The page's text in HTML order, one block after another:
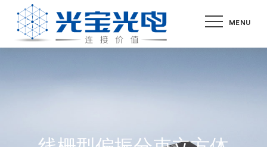
content
MENU